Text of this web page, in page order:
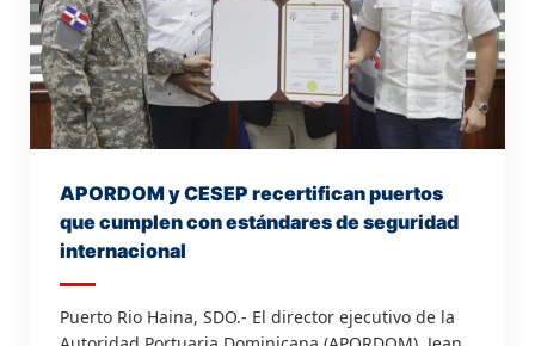
APORDOM y CESEP recertifican puertos
que cumplen con estándares de seguridad
internacional
Puerto Rio Haina, SDO.- El director ejecutivo de la